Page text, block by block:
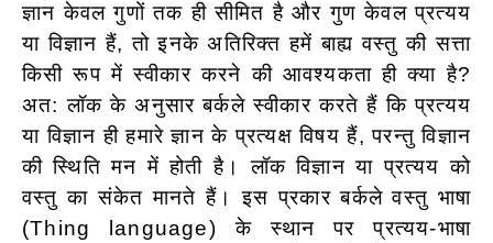
ज्ञान केवल गुणों तक ही सीमित है और गुण केवल प्रत्यय
या विज्ञान हैं, तो इनके अतिरिक्त हमें बाह्य वस्तु की सत्ता
किसी रूप में स्वीकार करने की आवश्यकता ही क्या है?
अत: लॉक के अनुसार बर्कले स्वीकार करते हैं कि प्रत्यय
या विज्ञान ही हमारे ज्ञान के प्रत्यक्ष विषय हैं, परन्तु विज्ञान
की स्थिति मन में होती है। लॉक विज्ञान या प्रत्यय को
वस्तु का संकेत मानते हैं। इस प्रकार बर्कले वस्तु भाषा
(Thing language) के स्थान पर प्रत्यय-भाषा